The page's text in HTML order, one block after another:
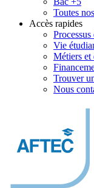
Toutes
Accès rapides
Vie
Métiers et
Trouver
Nous